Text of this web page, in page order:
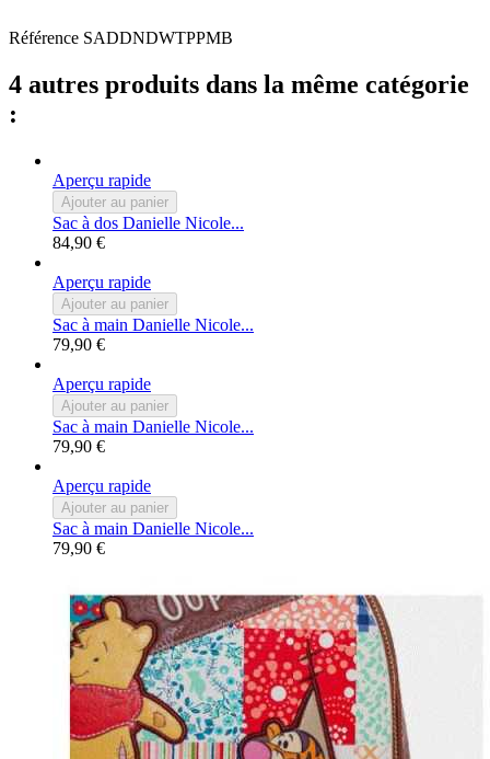
Référence SADDNDWTPPMB
4 autres produits dans la même catégorie
:
Aperçu rapide
Ajouter au panier
Sac à dos Danielle Nicole...
84,90 €
Aperçu rapide
Ajouter au panier
Sac à main Danielle Nicole...
79,90 €
Aperçu rapide
Ajouter au panier
Sac à main Danielle Nicole...
79,90 €
Aperçu rapide
Ajouter au panier
Sac à main Danielle Nicole...
79,90 €